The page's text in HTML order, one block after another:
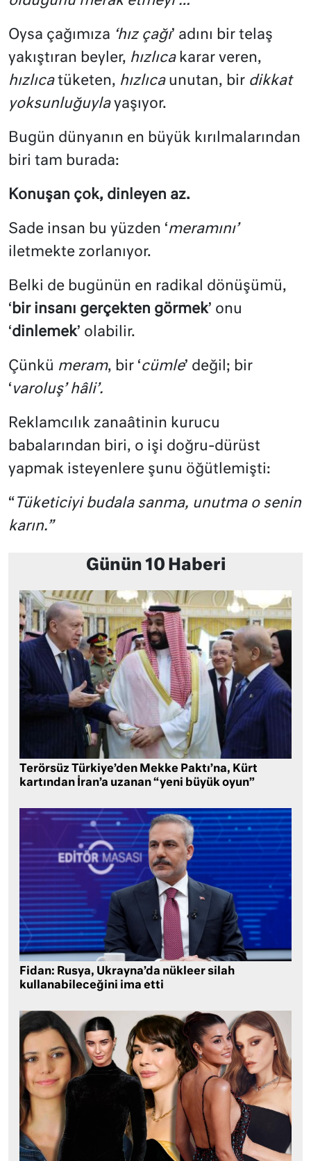
Oysa çağımıza ‘hız çağı’ adını bir telaş
yakıştıran beyler, hızlıcakarar veren,
hızlıcatüketen, hızlıcaunutan, bir dikkat
yoksunluğuylayaşıyor.
Bugün dünyanın en büyük kırılmalarından
biri tam burada:
Konuşan çok, dinleyen az.
Sade insan bu yüzden ‘meramını’
iletmekte zorlanıyor.
Belki de bugünün en radikal dönüşümü,
‘ bir insanı gerçekten görmek’ onu
‘dinlemek’ olabilir.
Çünkü meram, bir ‘cümle’ değil; bir
‘varoluş’ hâli’.
Reklamcılık zanaâtinin kurucu
babalarından biri, o işi doğru-dürüst
yapmak isteyenlere şunu öğütlemişti:
“ Tüketiciyi budala sanma, unutma o senin
karın.”
Günün 10 Haberi
Terörsüz Türkiye’den Mekke Paktı’na, Kürt
kartından İran’a uzanan “yeni büyük oyun”
Fidan: Rusya, Ukrayna’da nükleer silah
kullanabileceğini ima etti